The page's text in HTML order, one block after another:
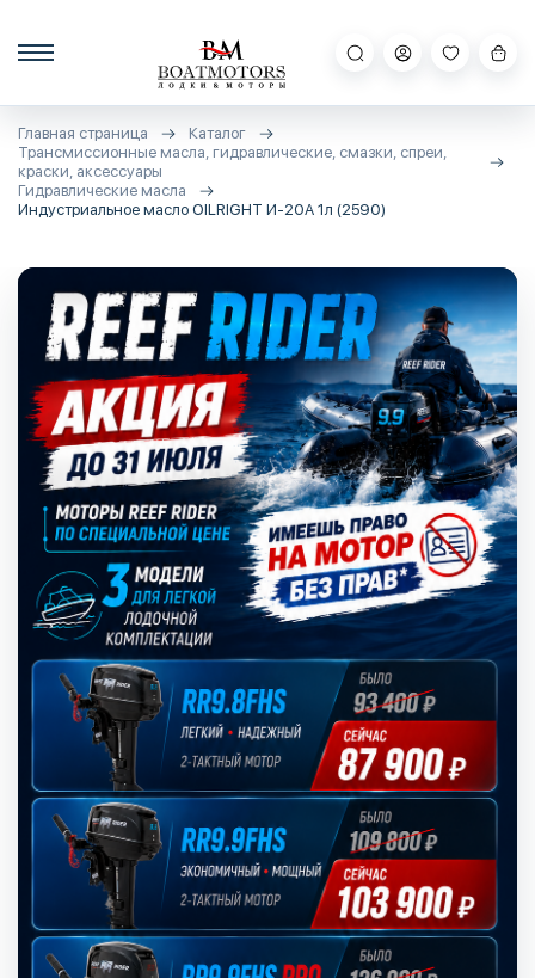
Главная страница
Каталог
Трансмиссионные масла, гидравлические, смазки, спреи,
краски, аксессуары
Гидравлические масла
Индустриальное масло OILRIGHT И-20А 1л (2590)